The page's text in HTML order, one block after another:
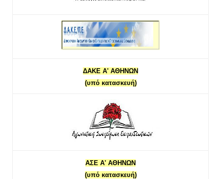
ΔΑΚΕ Α' ΑΘΗΝΩΝ
(υπό κατασκευή)
ΑΣΕ Α' ΑΘΗΝΩΝ
(υπό κατασκευή)